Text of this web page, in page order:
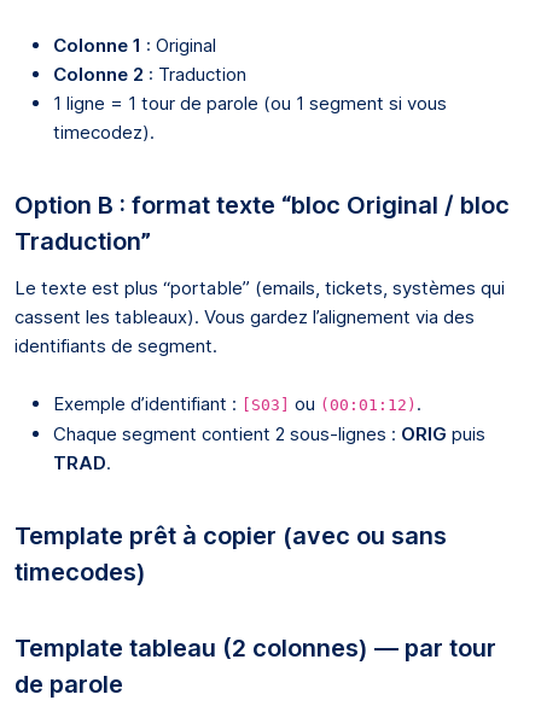
Colonne 1 : Original
Colonne 2 : Traduction
1 ligne = 1 tour de parole (ou 1 segment si vous
timecodez).
Option B : format texte “bloc Original / bloc
Traduction”
Le texte est plus “portable” (emails, tickets, systèmes qui
cassent les tableaux). Vous gardez l’alignement via des
identifiants de segment.
Exemple d’identifiant : [S03] ou (00:01:12) .
Chaque segment contient 2 sous-lignes : ORIG puis
TRAD.
Template prêt à copier (avec ou sans
timecodes)
Template tableau (2 colonnes) — par tour
de parole